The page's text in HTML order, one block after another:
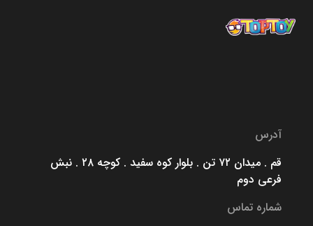
آدرس
قم . میدان ۷۲ تن . بلوار کوه سفید . کوچه ۲۸ . نبش
فرعی دوم
شماره تماس